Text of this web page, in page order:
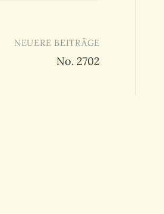
NEUERE BEITRÄGE
No. 2702